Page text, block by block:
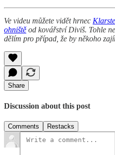
Ve videu můžete vidět hrnec
ohniště od kovářství Diviš. Tohle
dělím pro případ, že by někoho
Share
Discussion about this post
Comments Restacks